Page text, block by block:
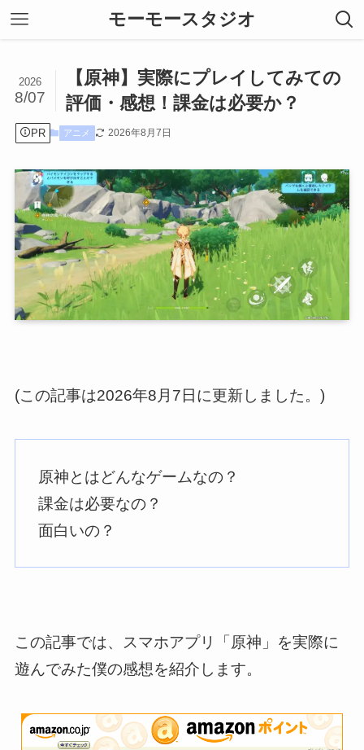
モーモースタジオ
【原神】実際にプレイしてみての
評価・感想！課金は必要か？
2026
8/07
PR アニメ 2026年8月7日
(この記事は2026年8月7日に更新しました。)
原神とはどんなゲームなの？
課金は必要なの？
面白いの？
この記事では、スマホアプリ「原神」を実際に
遊んでみた僕の感想を紹介します。